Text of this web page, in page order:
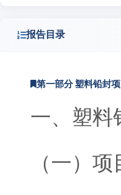
报告目录
第一部分 塑料铅封
一、塑料
（一）